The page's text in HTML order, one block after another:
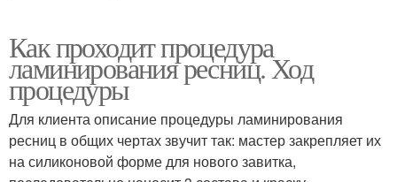
Как проходит процедура
ламинирования ресниц. Ход
процедуры
Для клиента описание процедуры ламинирования
ресниц в общих чертах звучит так: мастер закрепляет их
на силиконовой форме для нового завитка,